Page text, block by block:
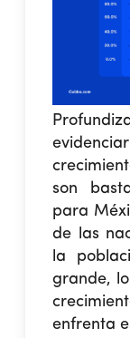
son
para
de las
la
grande,
enfrenta